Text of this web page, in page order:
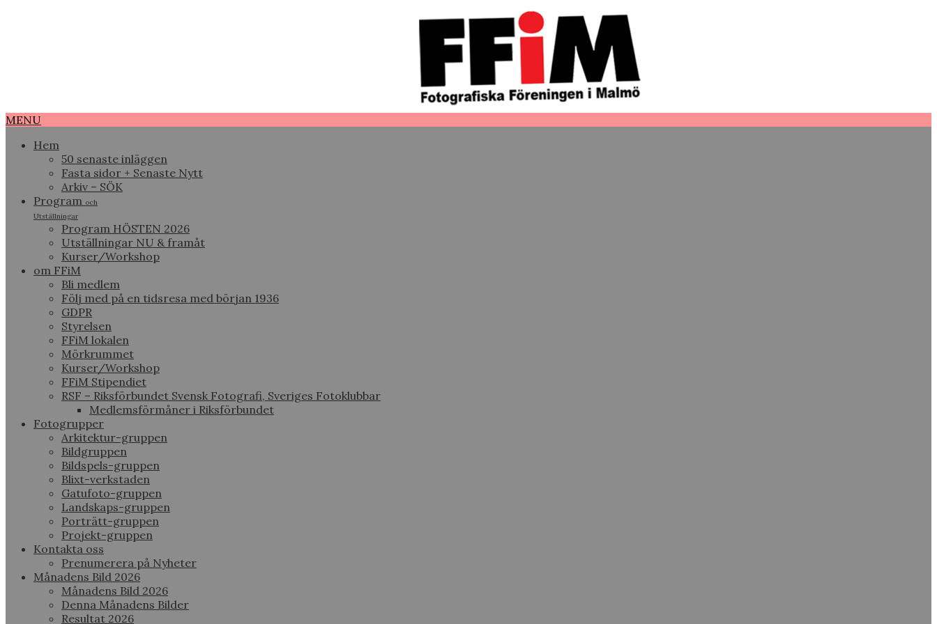
MENU
Hem
50 senaste inläggen
Fasta sidor + Senaste Nytt
Arkiv – SÖK
Program och
Utställningar
Program HÖSTEN 2026
Utställningar NU & framåt
Kurser/Workshop
om FFiM
Bli medlem
Följ med på en tidsresa med början 1936
GDPR
Styrelsen
FFiM lokalen
Mörkrummet
Kurser/Workshop
FFiM Stipendiet
RSF – Riksförbundet Svensk Fotografi, Sveriges Fotoklubbar
Medlemsförmåner i Riksförbundet
Fotogrupper
Arkitektur-gruppen
Bildgruppen
Bildspels-gruppen
Blixt-verkstaden
Gatufoto-gruppen
Landskaps-gruppen
Porträtt-gruppen
Projekt-gruppen
Kontakta oss
Prenumerera på Nyheter
Månadens Bild 2026
Månadens Bild 2026
Denna Månadens Bilder
Resultat 2026